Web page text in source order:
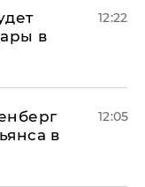
в
12:22
в
12:05